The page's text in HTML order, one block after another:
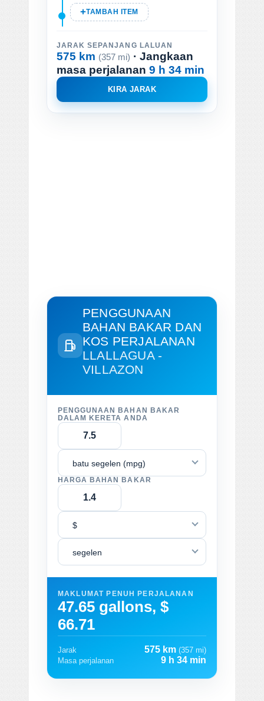
TAMBAH ITEM
JARAK SEPANJANG LALUAN
575 km (357 mi) · Jangkaan
masa perjalanan 9 h 34 min
KIRA JARAK
PENGGUNAAN
BAHAN BAKAR DAN
KOS PERJALANAN
LLALLAGUA -
VILLAZON
PENGGUNAAN BAHAN BAKAR
DALAM KERETA ANDA
batu segelen (mpg)
HARGA BAHAN BAKAR
$
segelen
MAKLUMAT PENUH PERJALANAN
47.65 gallons, $
66.71
Jarak 575 km (357 mi)
Masa perjalanan
9 h 34 min